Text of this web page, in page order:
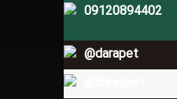
09120894402
@darapet